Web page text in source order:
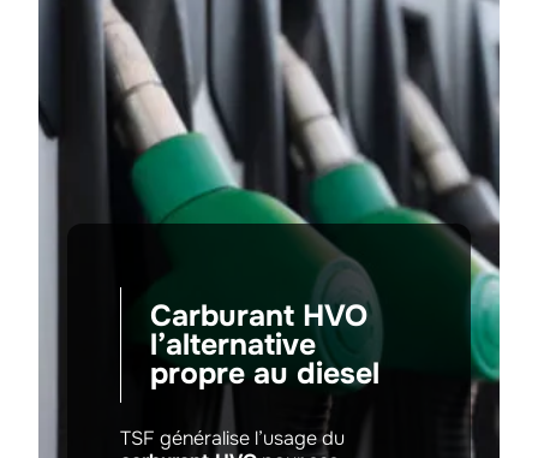
Carburant HVO
l’alternative
propre au diesel
TSF généralise l’usage du